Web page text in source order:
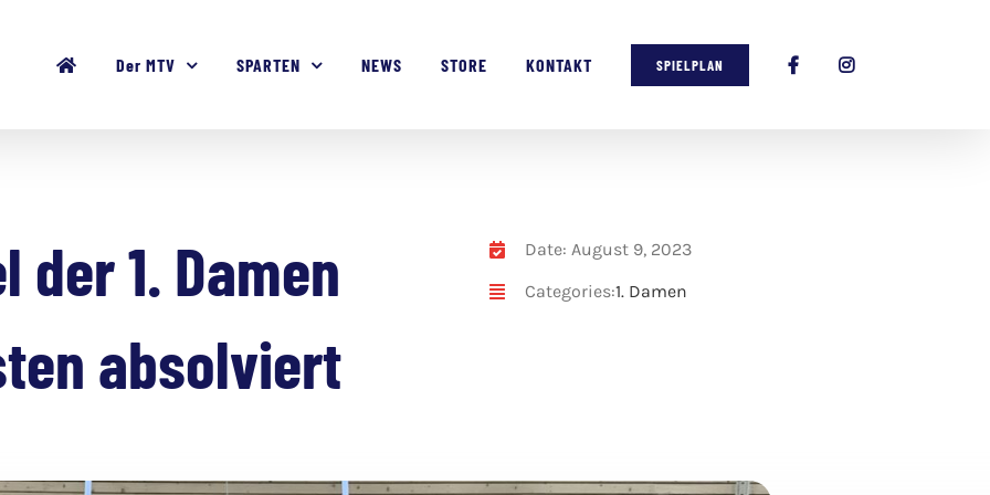
Der MTV SPARTEN NEWS STORE KONTAKT SPIELPLAN
der 1. Damen
absolviert
Date: August 9, 2023
Categories:1. Damen